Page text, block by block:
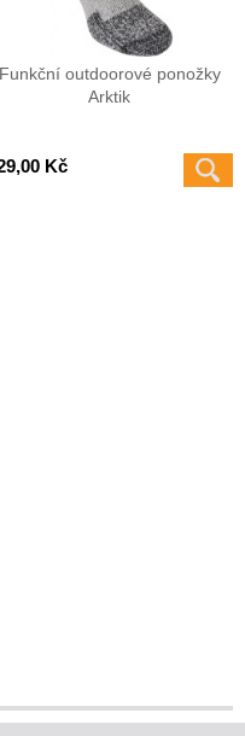
Funkční outdoorové ponožky
Arktik
Kč